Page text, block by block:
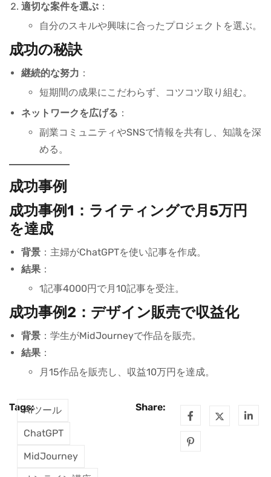
適切な案件を選ぶ ：
自分のスキルや興味に合ったプロジェクトを選ぶ。
成功の秘訣
継続的な努力 ：
短期間の成果にこだわらず、コツコツ取り組む。
ネットワークを広げる ：
副業コミュニティやSNSで情報を共有し、知識を深
める。
成功事例
成功事例1：ライティングで月5万円
を達成
背景 ：主婦がChatGPTを使い記事を作成。
結果 ：
1記事4000円で月10記事を受注。
成功事例2：デザイン販売で収益化
背景 ：学生がMidJourneyで作品を販売。
結果 ：
月15作品を販売し、収益10万円を達成。
Tags:AIツール
ChatGPT
MidJourney
Share: